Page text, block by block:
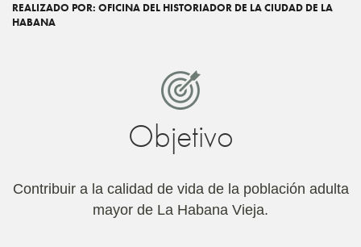
REALIZADO POR: OFICINA DEL HISTORIADOR DE LA CIUDAD DE LA
HABANA
Objetivo
Contribuir a la calidad de vida de la población adulta
mayor de La Habana Vieja.